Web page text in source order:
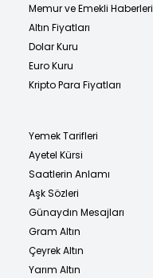
Memur ve Emekli Haberleri
Altın Fiyatları
Dolar Kuru
Euro Kuru
Kripto Para Fiyatları
Yemek Tarifleri
Ayetel Kürsi
Saatlerin Anlamı
Aşk Sözleri
Günaydın Mesajları
Gram Altın
Çeyrek Altın
Yarım Altın